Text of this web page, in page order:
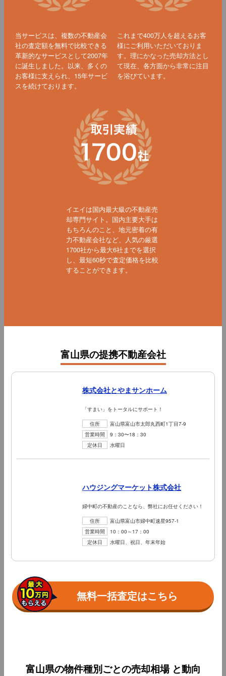
当サービスは、複数の不動産会
社の査定額を無料で比較できる
革新的なサービスとして2007年
に誕生しました。以来、多くの
お客様に支えられ、15年サービ
スを続けております。
これまで400万人を超えるお客
様にご利用いただいておりま
す。理にかなった売却方法とし
て現在、各方面から非常に注目
を浴びています。
イエイは国内最大級の不動産売
却専門サイト。国内主要大手は
もちろんのこと、地元密着の有
力不動産会社など、人気の厳選
1700社から最大6社までを選択
し、最短60秒で査定価格を比較
することができます。
富山県の提携不動産会社
株式会社とやまサンホーム
「すまい」をトータルにサポート！
住所
富山県富山市太郎丸西町1丁目7‐9
営業時間
9：30〜18：30
定休日
水曜日
ハウジングマーケット株式会社
婦中町の不動産のことなら、弊社にお任せください！
住所
富山県富山市婦中町速星957-1
営業時間
10：00～17：00
定休日
水曜日、祝日、年末年始
無料一括査定はこちら
富山県の物件種別ごとの売却相場 と動向